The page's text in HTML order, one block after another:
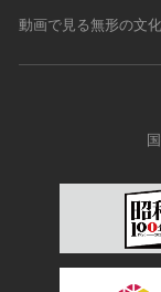
動画で見る無形の文